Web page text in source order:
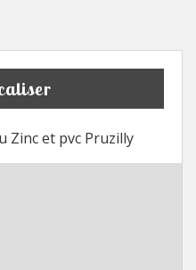
Zinc et pvc Pruzilly